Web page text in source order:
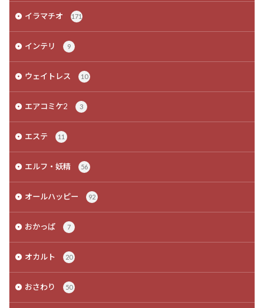
イラマチオ 171
インテリ 9
ウェイトレス 10
エアコミケ2 3
エステ 11
エルフ・妖精 56
オールハッピー 92
おかっぱ 7
オカルト 20
おさわり 50